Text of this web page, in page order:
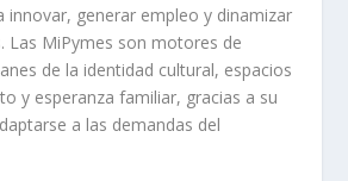
innovar, generar empleo y dinamizar
Las MiPymes son motores de
de la identidad cultural, espacios
y esperanza familiar, gracias a su
a las demandas del